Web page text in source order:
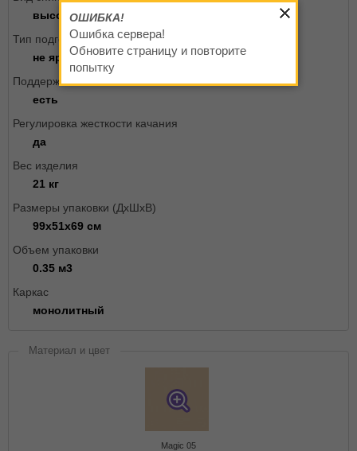
высокая
Тип подголовника
не ярко выраженный
Поддержка спины
есть
Регулировка жесткости качания
да
Вес изделия
21 кг
Размеры упаковки (ДxШxВ)
99х51х69 см
Объем упаковки
0.35 м3
Каркас
монолитный
Материал и цвет
Magic 05
ОШИБКА!
Ошибка сервера!
Обновите страницу и повторите
попытку